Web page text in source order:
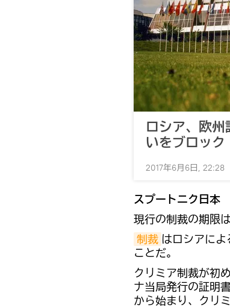
ロシア、欧
いをブロック
2017年6月6日, 22:28
スプートニク日本
現行の制裁の期限
制裁 はロシアに
ことだ。
クリミア制裁が初
ナ当局発行の証明
から始まり、クリ